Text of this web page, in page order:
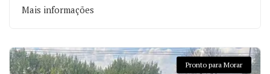
Mais informações
Pronto para Morar